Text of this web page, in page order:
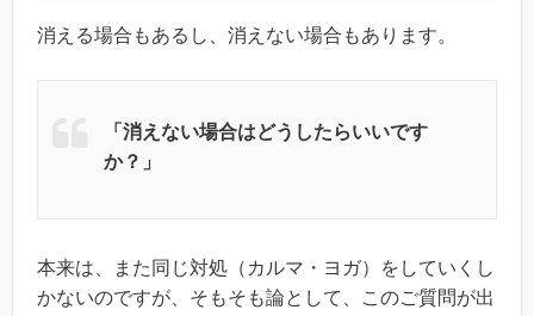
消える場合もあるし、消えない場合もあります。
「消えない場合はどうしたらいいです
か？」
本来は、また同じ対処（カルマ・ヨガ）をしていくし
かないのですが、そもそも論として、このご質問が出